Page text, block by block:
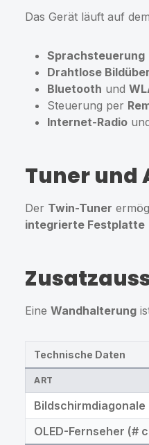
Das Gerät läuft auf dem
Sprachsteuerung
Drahtlose
Bluetooth und
Steuerung per
Internet-Radio
Tuner
Der Twin-Tuner
integrierte Festplatte
Eine Wandhalterung
Technische Daten
ART
Bildschirmdiagonale
OLED-Fernseher (#